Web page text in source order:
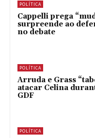
POLÍTICA
Cappelli prega
surpreende ao
no debate
POLÍTICA
Arruda e Grass
atacar Celina
GDF
POLÍTICA